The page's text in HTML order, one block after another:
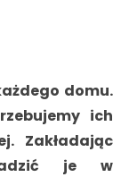
domu.
ich
Zakładając
je w